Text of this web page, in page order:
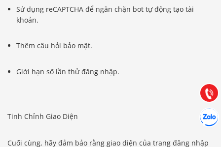
Sử dụng reCAPTCHA để ngăn chặn bot tự động tạo tài
khoản.
Thêm câu hỏi bảo mật.
Giới hạn số lần thử đăng nhập.
Tinh Chỉnh Giao Diện
Cuối cùng, hãy đảm bảo rằng giao diện của trang đăng nhập
Gọi
(028) 22.166.144
Chát